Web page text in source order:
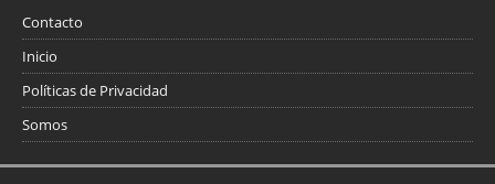
Contacto
Inicio
Políticas de Privacidad
Somos